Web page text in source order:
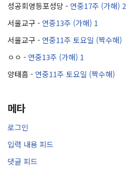
성공회영등포성당 - 연중17주 (가해) 2
서울교구 - 연중13주 (가해) 1
서울교구 - 연중11주 토요일 (짝수해)
ㅇㅇ - 연중13주 (가해) 1
양태흠 - 연중11주 토요일 (짝수해)
메타
로그인
입력 내용 피드
댓글 피드